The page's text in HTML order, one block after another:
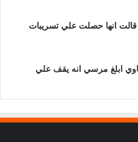
انها حصلت علي تسريبات
ابلغ مرسي انه يقف علي